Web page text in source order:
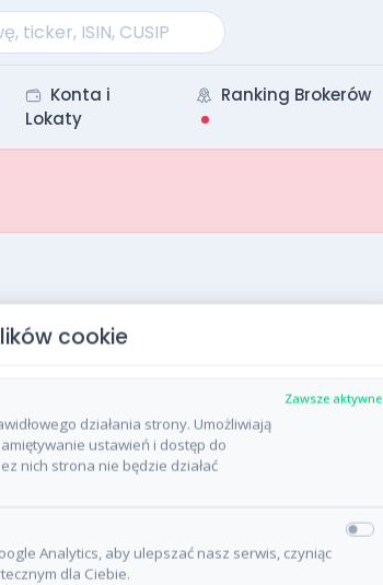
Konta i
Lokaty
Ranking Brokerów
cookie
działania strony. Umożliwiają
ustawień i dostęp do
nich strona nie będzie działać
Zawsze aktywne
Analytics, aby ulepszać nasz serwis, czyniąc
dla Ciebie.